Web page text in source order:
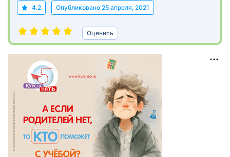
4.2 Опубликовано 25 апреля, 2021
Оценить